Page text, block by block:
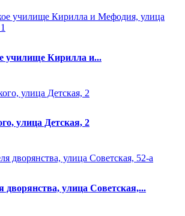
училище Кирилла и...
улица Детская, 2
дворянства, улица Советская,...